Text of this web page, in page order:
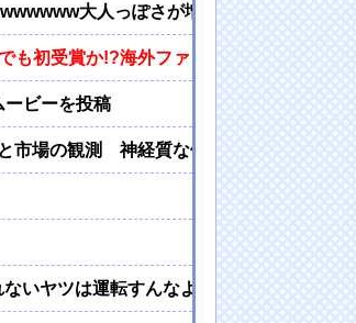
大人っぽさが増した美ボディが炸
も初受賞か!?海外ファンが考える本命とは
ービーを投稿
市場の観測 神経質な値動きから急上昇
いヤツは運転すんなよ」「なんで法律を